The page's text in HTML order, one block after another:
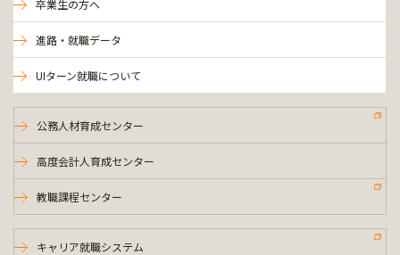
卒業生の方へ
進路・就職データ
UIターン就職について
公務人材育成センター
高度会計人育成センター
教職課程センター
キャリア就職システム